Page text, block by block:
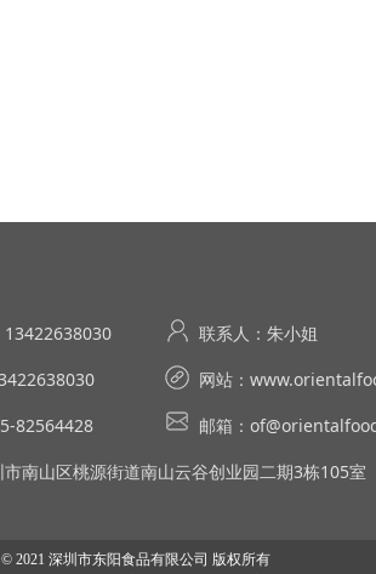
13422638030
联系人：朱小姐
网站：
82564428
邮箱：
南山区桃源街道南山云谷创业园二期3栋105室
© 2021 深圳市东阳食品有限公司 版权所有